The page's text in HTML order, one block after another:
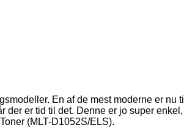
En af de mest moderne er nu til
der er tid til det. Denne er jo super enkel,
(MLT-D1052S/ELS).